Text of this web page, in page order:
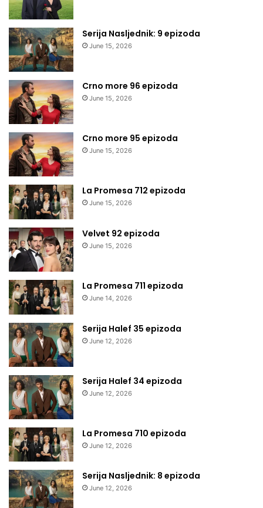
Serija Nasljednik: 9 epizoda
June 15, 2026
Crno more 96 epizoda
June 15, 2026
Crno more 95 epizoda
June 15, 2026
La Promesa 712 epizoda
June 15, 2026
Velvet 92 epizoda
June 15, 2026
La Promesa 711 epizoda
June 14, 2026
Serija Halef 35 epizoda
June 12, 2026
Serija Halef 34 epizoda
June 12, 2026
La Promesa 710 epizoda
June 12, 2026
Serija Nasljednik: 8 epizoda
June 12, 2026